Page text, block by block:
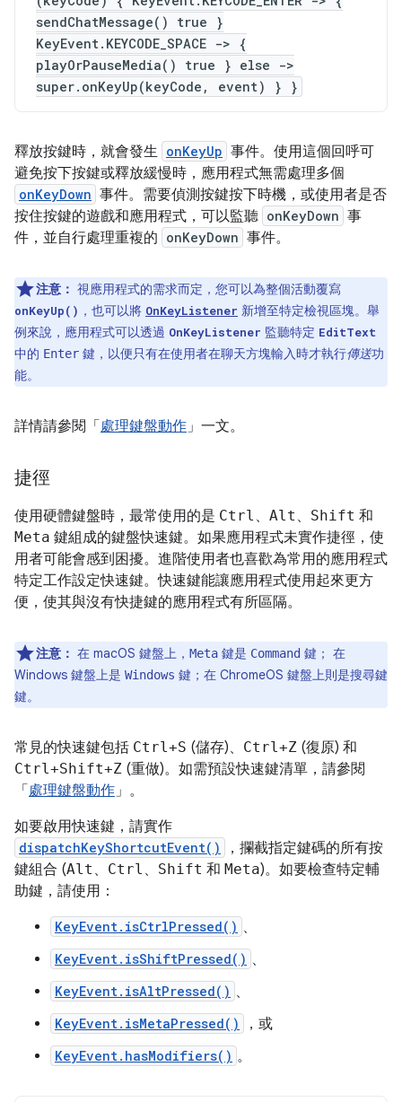
sendChatMessage() true }
KeyEvent.KEYCODE_SPACE -> {
playOrPauseMedia() true } else ->
super.onKeyUp(keyCode, event) } }
釋放按鍵時，就會發生 onKeyUp 事件。使用這個回呼可
避免按下按鍵或釋放緩慢時，應用程式無需處理多個
onKeyDown 事件。需要偵測按鍵按下時機，或使用者是否
按住按鍵的遊戲和應用程式，可以監聽 onKeyDown 事
件，並自行處理重複的 onKeyDown 事件。
注意： 視應用程式的需求而定，您可以為整個活動覆寫
onKeyUp() ，也可以將 OnKeyListener 新增至特定檢視區塊。舉
例來說，應用程式可以透過 OnKeyListener 監聽特定 EditText
中的 Enter 鍵，以便只有在使用者在聊天方塊輸入時才執行傳送功
能。
詳情請參閱「 處理鍵盤動作」一文。
捷徑
使用硬體鍵盤時，最常使用的是 Ctrl 、 Alt 、 Shift 和
Meta 鍵組成的鍵盤快速鍵。如果應用程式未實作捷徑，使
用者可能會感到困擾。進階使用者也喜歡為常用的應用程式
特定工作設定快速鍵。快速鍵能讓應用程式使用起來更方
便，使其與沒有快捷鍵的應用程式有所區隔。
注意： 在 macOS 鍵盤上， Meta 鍵是 Command 鍵； 在
Windows 鍵盤上是 Windows 鍵；在 ChromeOS 鍵盤上則是搜尋鍵
鍵。
常見的快速鍵包括 Ctrl+S (儲存)、 Ctrl+Z (復原) 和
Ctrl+Shift+Z (重做)。如需預設快速鍵清單，請參閱
「 處理鍵盤動作」。
如要啟用快速鍵，請實作
dispatchKeyShortcutEvent()
，攔截指定鍵碼的所有按
鍵組合 (Alt 、 Ctrl 、 Shift 和 Meta)。如要檢查特定輔
助鍵，請使用：
KeyEvent.isCtrlPressed() 、
KeyEvent.isShiftPressed() 、
KeyEvent.isAltPressed() 、
KeyEvent.isMetaPressed() ，或
KeyEvent.hasModifiers() 。